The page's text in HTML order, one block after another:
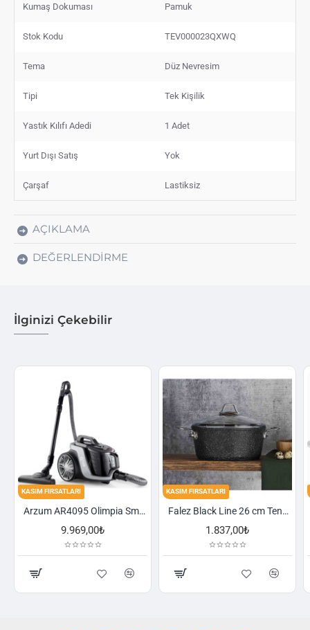
Kumaş Dokuması Pamuk
Stok Kodu TEV000023QXWQ
Tema Düz Nevresim
Tipi Tek Kişilik
Yastık Kılıfı Adedi 1 Adet
Yurt Dışı Satış Yok
Çarşaf Lastiksiz
AÇIKLAMA
DEĞERLENDIRME
İlginizi Çekebilir
Arzum AR4095 Olimpia Smart Cyclone Filtreli Süpürge - Füme Falez Black Line 26 cm Tencere
KASIM FIRSATLARI